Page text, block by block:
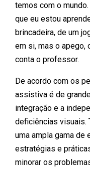
temos com o
que eu estou
brincadeira, de um
em si, mas o apego,
conta o professor.
De acordo com os
assistiva é de
integração e a
deficiências visuais.
uma ampla gama de
estratégias e
minorar os